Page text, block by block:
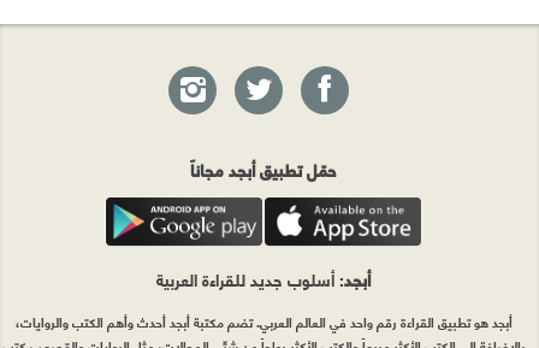
حمّل تطبيق أبجد مجاناً
أبجد: أسلوب جديد للقراءة العربية
أبجد هو تطبيق القراءة رقم واحد في العالم العربي. تضم مكتبة أبجد أحدث وأهم الكتب والروايات،